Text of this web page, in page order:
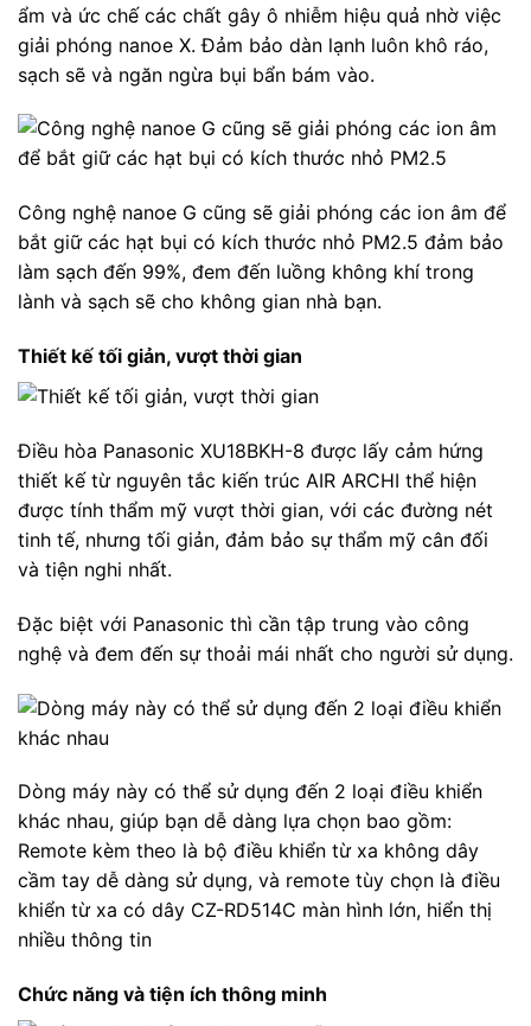
ẩm và ức chế các chất gây ô nhiễm hiệu quả nhờ việc
giải phóng nanoe X. Đảm bảo dàn lạnh luôn khô ráo,
sạch sẽ và ngăn ngừa bụi bẩn bám vào.
Công nghệ nanoe G cũng sẽ giải phóng các ion âm để
bắt giữ các hạt bụi có kích thước nhỏ PM2.5 đảm bảo
làm sạch đến 99%, đem đến luồng không khí trong
lành và sạch sẽ cho không gian nhà bạn.
Thiết kế tối giản, vượt thời gian
Điều hòa Panasonic XU18BKH-8 được lấy cảm hứng
thiết kế từ nguyên tắc kiến trúc AIR ARCHI thể hiện
được tính thẩm mỹ vượt thời gian, với các đường nét
tinh tế, nhưng tối giản, đảm bảo sự thẩm mỹ cân đối
và tiện nghi nhất.
Đặc biệt với Panasonic thì cần tập trung vào công
nghệ và đem đến sự thoải mái nhất cho người sử dụng.
Dòng máy này có thể sử dụng đến 2 loại điều khiển
khác nhau, giúp bạn dễ dàng lựa chọn bao gồm:
Remote kèm theo là bộ điều khiển từ xa không dây
cầm tay dễ dàng sử dụng, và remote tùy chọn là điều
khiển từ xa có dây CZ-RD514C màn hình lớn, hiển thị
nhiều thông tin
Chức năng và tiện ích thông minh